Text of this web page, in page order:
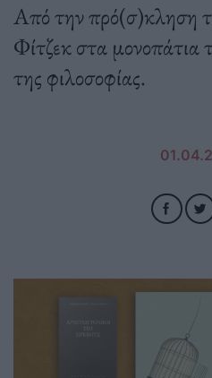
Από την πρό(σ)κληση
Φίτζεκ στα μονοπάτια
της φιλοσοφίας.